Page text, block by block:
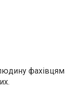
фахівцям